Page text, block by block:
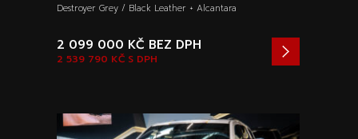
Destroyer Grey / Black Leather + Alcantara
2 539 790 KČ S DPH
2 099 000 KČ BEZ DPH